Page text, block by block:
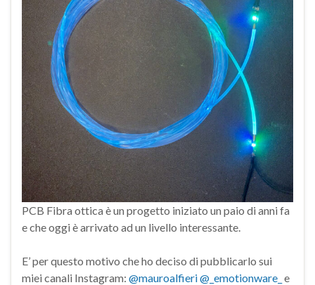
PCB Fibra ottica è un progetto iniziato un paio di anni fa
e che oggi è arrivato ad un livello interessante.
E’ per questo motivo che ho deciso di pubblicarlo sui
miei canali Instagram: @mauroalfieri@_emotionware_ e